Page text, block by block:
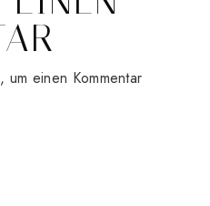
einen Kommentar